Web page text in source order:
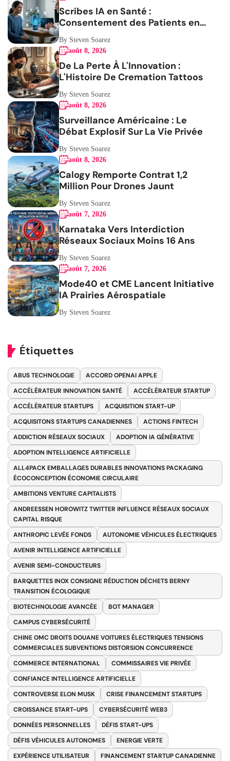
Scribes IA en Santé :
Consentement des Patients en
Question
By Steven Soarez
août 8, 2026
De La Perte À L'Innovation :
L'Histoire De Cremation Tattoos
By Steven Soarez
août 8, 2026
Surveillance Américaine : Le
Débat Explosif Sur La Vie Privée
By Steven Soarez
août 8, 2026
Calogy Remporte Contrat 1,2
Million Pour Drones Jaunt
By Steven Soarez
août 7, 2026
Karnataka Vers Interdiction
Réseaux Sociaux Moins 16 Ans
By Steven Soarez
août 7, 2026
Mode40 et CME Lancent Initiative
IA Prairies Aérospatiale
By Steven Soarez
Étiquettes
ABUS TECHNOLOGIE
ACCORD OPENAI APPLE
ACCÉLÉRATEUR INNOVATION SANTÉ
ACCÉLÉRATEUR STARTUP
ACCÉLÉRATEUR STARTUPS
ACQUISITION START-UP
ACQUISITONS STARTUPS CANADIENNES
ACTIONS FINTECH
ADDICTION RÉSEAUX SOCIAUX
ADOPTION IA GÉNÉRATIVE
ADOPTION INTELLIGENCE ARTIFICIELLE
ALL4PACK EMBALLAGES DURABLES INNOVATIONS PACKAGING
ÉCOCONCEPTION ÉCONOMIE CIRCULAIRE
AMBITIONS VENTURE CAPITALISTS
ANDREESSEN HOROWITZ TWITTER INFLUENCE RÉSEAUX SOCIAUX
CAPITAL RISQUE
ANTHROPIC LEVÉE FONDS
AUTONOMIE VÉHICULES ÉLECTRIQUES
AVENIR INTELLIGENCE ARTIFICIELLE
AVENIR SEMI-CONDUCTEURS
BARQUETTES INOX CONSIGNE RÉDUCTION DÉCHETS BERNY
TRANSITION ÉCOLOGIQUE
BIOTECHNOLOGIE AVANCÉE
BOT MANAGER
CAMPUS CYBERSÉCURITÉ
CHINE OMC DROITS DOUANE VOITURES ÉLECTRIQUES TENSIONS
COMMERCIALES SUBVENTIONS DISTORSION CONCURRENCE
COMMERCE INTERNATIONAL
COMMISSAIRES VIE PRIVÉE
CONFIANCE INTELLIGENCE ARTIFICIELLE
CONTROVERSE ELON MUSK
CRISE FINANCEMENT STARTUPS
CROISSANCE START-UPS
CYBERSÉCURITÉ WEB3
DONNÉES PERSONNELLES
DÉFIS START-UPS
DÉFIS VÉHICULES AUTONOMES
ENERGIE VERTE
EXPÉRIENCE UTILISATEUR
FINANCEMENT STARTUP CANADIENNE